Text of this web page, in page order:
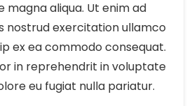
aliqua. Ut enim ad
nostrud exercitation ullamco
ex ea commodo consequat.
in reprehendrit in voluptate
eu fugiat nulla pariatur.